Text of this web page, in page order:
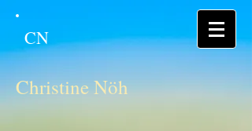
CN
Christine Nöh